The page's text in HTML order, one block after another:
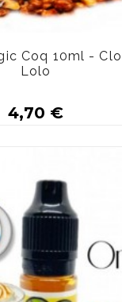
Coq 10ml -
Lolo
4,70 €